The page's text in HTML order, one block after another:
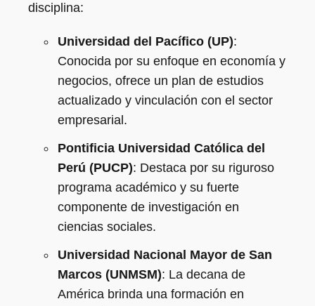
disciplina:
Universidad del Pacífico (UP):
Conocida por su enfoque en economía y
negocios, ofrece un plan de estudios
actualizado y vinculación con el sector
empresarial.
Pontificia Universidad Católica del
Perú (PUCP): Destaca por su riguroso
programa académico y su fuerte
componente de investigación en
ciencias sociales.
Universidad Nacional Mayor de San
Marcos (UNMSM): La decana de
América brinda una formación en